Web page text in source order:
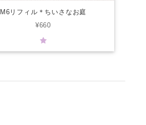
M6リフィル＊ちいさなお庭
¥660